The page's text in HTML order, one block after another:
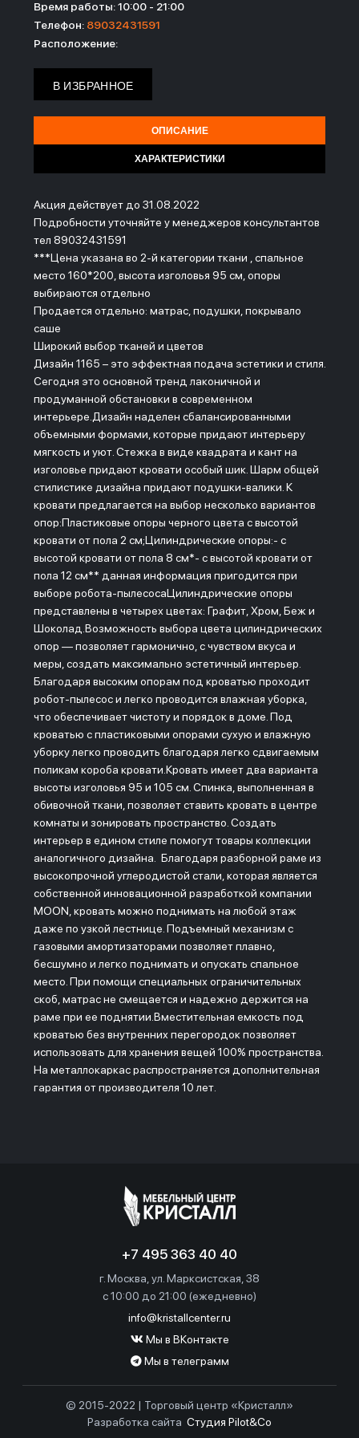
Время работы: 10:00 - 21:00
Телефон: 89032431591
Расположение:
В ИЗБРАННОЕ
ОПИСАНИЕ
ХАРАКТЕРИСТИКИ
Акция действует до 31.08.2022
Подробности уточняйте у менеджеров консультантов
тел 89032431591
***Цена указана во 2-й категории ткани , спальное
место 160*200, высота изголовья 95 см, опоры
выбираются отдельно
Продается отдельно: матрас, подушки, покрывало
саше
Широкий выбор тканей и цветов
Дизайн 1165 – это эффектная подача эстетики и стиля.
Сегодня это основной тренд лаконичной и
продуманной обстановки в современном
интерьере.Дизайн наделен сбалансированными
объемными формами, которые придают интерьеру
мягкость и уют. Стежка в виде квадрата и кант на
изголовье придают кровати особый шик. Шарм общей
стилистике дизайна придают подушки-валики. К
кровати предлагается на выбор несколько вариантов
опор:Пластиковые опоры черного цвета с высотой
кровати от пола 2 см;Цилиндрические опоры:- с
высотой кровати от пола 8 см*- с высотой кровати от
пола 12 см** данная информация пригодится при
выборе робота-пылесосаЦилиндрические опоры
представлены в четырех цветах: Графит, Хром, Беж и
Шоколад.Возможность выбора цвета цилиндрических
опор — позволяет гармонично, с чувством вкуса и
меры, создать максимально эстетичный интерьер.
Благодаря высоким опорам под кроватью проходит
робот-пылесос и легко проводится влажная уборка,
что обеспечивает чистоту и порядок в доме. Под
кроватью с пластиковыми опорами сухую и влажную
уборку легко проводить благодаря легко сдвигаемым
поликам короба кровати.Кровать имеет два варианта
высоты изголовья 95 и 105 см. Спинка, выполненная в
обивочной ткани, позволяет ставить кровать в центре
комнаты и зонировать пространство. Создать
интерьер в едином стиле помогут товары коллекции
аналогичного дизайна. Благодаря разборной раме из
высокопрочной углеродистой стали, которая является
собственной инновационной разработкой компании
MOON, кровать можно поднимать на любой этаж
даже по узкой лестнице. Подъемный механизм с
газовыми амортизаторами позволяет плавно,
бесшумно и легко поднимать и опускать спальное
место. При помощи специальных ограничительных
скоб, матрас не смещается и надежно держится на
раме при ее поднятии.Вместительная емкость под
кроватью без внутренних перегородок позволяет
использовать для хранения вещей 100% пространства.
На металлокаркас распространяется дополнительная
гарантия от производителя 10 лет.
+7 495 363 40 40
г. Москва, ул. Марксистская, 38
c 10:00 до 21:00 (ежедневно)
info@kristallcenter.ru
Мы в ВКонтакте
Мы в телеграмм
© 2015-2022 | Торговый центр «Кристалл»
Разработка сайта Студия Pilot&Co